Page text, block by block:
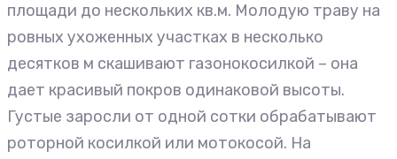
площади до нескольких кв.м. Молодую траву на
ровных ухоженных участках в несколько
десятков м скашивают газонокосилкой – она
дает красивый покров одинаковой высоты.
Густые заросли от одной сотки обрабатывают
роторной косилкой или мотокосой. На